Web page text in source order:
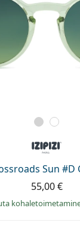
Sun #D
55,00 €